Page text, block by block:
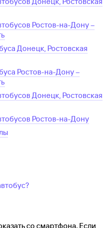
Ростов-на-Дону–
Донецк, Ростовская
Ростов-на-Дону–
Донецк, Ростовская
Ростов-на-Дону
со смартфона. Если